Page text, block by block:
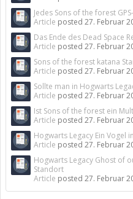
Jedes Sons of the forest
Article posted 27. Februar
Das Ende des Dead Space
Article posted 27. Februar
Sons of the forest katana
Article posted 27. Februar
Sollte man in Hogwarts
Article posted 27. Februar
Ist Sons of the forest ein
Article posted 27. Februar
Hogwarts Legacy Ein Vogel
Article posted 27. Februar
Hogwarts Legacy Ghost of
Standort
Article posted 27. Februar